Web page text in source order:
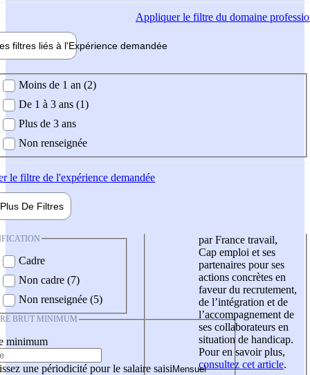
Appliquerle filtre du domaine
filtres liés à l'Expérience demandée
demandée
Moins de 1 an (2)
De 1 à 3 ans (1)
Plus de 3 ans
Non renseignée
le filtre de l'expérience demandée
Plus De Filtres
Cadre
Non cadre (7)
Non renseignée (5)
BRUT MINIMUM
minimum
une périodicité pour le salaire saisi
par France travail,
Cap emploi et ses
partenaires pour ses
actions concrètes en
faveur du recrutement,
de l’intégration et de
l’accompagnement de
ses collaborateurs en
situation de handicap.
Pour en savoir plus,
consultez cet article.